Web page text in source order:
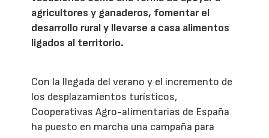
agricultores y ganaderos, fomentar el
desarrollo rural y llevarse a casa alimentos
ligados al territorio.
Con la llegada del verano y el incremento de
los desplazamientos turísticos,
Cooperativas Agro-alimentarias de España
ha puesto en marcha una campaña para